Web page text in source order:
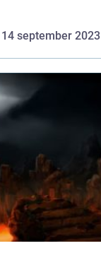
14 september 2023